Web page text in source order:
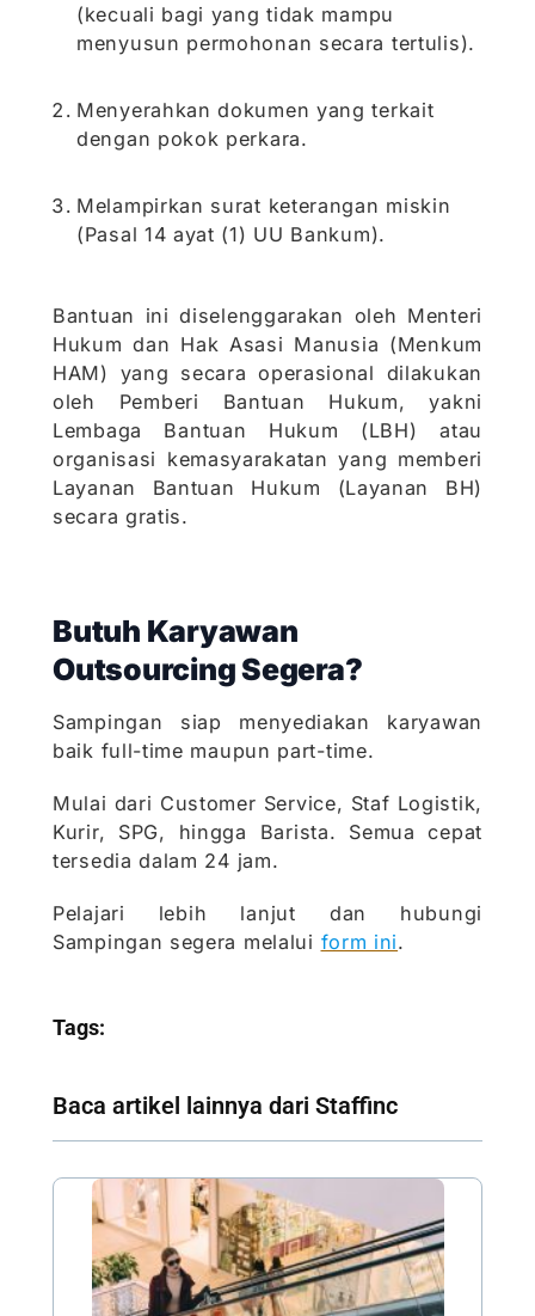
(kecuali bagi yang tidak mampu
menyusun permohonan secara tertulis).
Menyerahkan dokumen yang terkait
dengan pokok perkara.
Melampirkan surat keterangan miskin
(Pasal 14 ayat (1) UU Bankum).
Bantuan ini diselenggarakan oleh Menteri
Hukum dan Hak Asasi Manusia (Menkum
HAM) yang secara operasional dilakukan
oleh Pemberi Bantuan Hukum, yakni
Lembaga Bantuan Hukum (LBH) atau
organisasi kemasyarakatan yang memberi
Layanan Bantuan Hukum (Layanan BH)
secara gratis.
Butuh Karyawan
Outsourcing Segera?
Sampingan siap menyediakan karyawan
baik full-time maupun part-time.
Mulai dari Customer Service, Staf Logistik,
Kurir, SPG, hingga Barista. Semua cepat
tersedia dalam 24 jam.
Pelajari lebih lanjut dan hubungi
Sampingan segera melalui form ini.
Tags:
Baca artikel lainnya dari Staffinc